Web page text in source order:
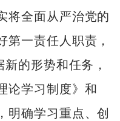
将全面从严治党的
第一责任人职责，
的形势和任务，
论学习制度》和
明确学习重点、创